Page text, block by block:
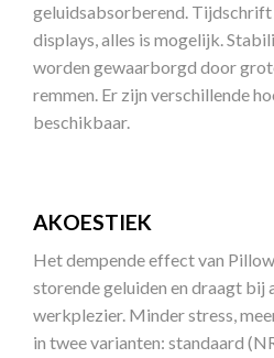
geluidsabsorberend. Tijdschrift
displays, alles is mogelijk.
worden gewaarborgd door
remmen. Er zijn verschillende
beschikbaar.
AKOESTIEK
Het dempende effect van
storende geluiden en draagt bij
werkplezier. Minder stress,
in twee varianten: standaard